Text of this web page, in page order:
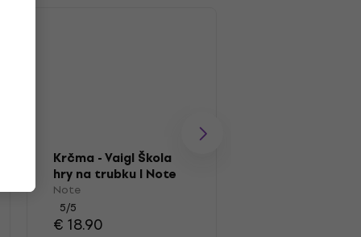
Krčma - Vaigl Škola
hry na trubku I Note
Note
5/5
€ 18.90